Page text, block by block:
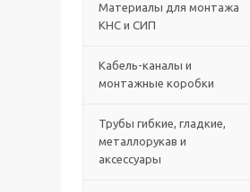
Материалы для монтажа
КНС и СИП
Кабель-каналы и
монтажные коробки
Трубы гибкие, гладкие,
металлорукав и
аксессуары